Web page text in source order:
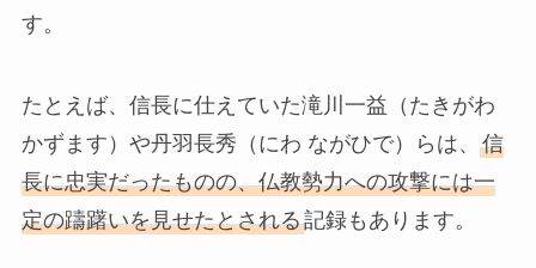
す。
たとえば、信長に仕えていた滝川一益（たきがわ
かずます）や丹羽長秀（にわ ながひで）らは、 信
長に忠実だったものの、仏教勢力への攻撃には一
定の躊躇いを見せたとされる記録もあります。